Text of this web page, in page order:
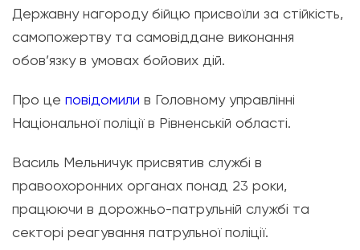
Державну нагороду бійцю присвоїли за стійкість,
самопожертву та самовіддане виконання
обов’язку в умовах бойових дій.
Про це повідомили в Головному управлінні
Національної поліції в Рівненській області.
Василь Мельничук присвятив службі в
правоохоронних органах понад 23 роки,
працюючи в дорожньо-патрульній службі та
секторі реагування патрульної поліції.